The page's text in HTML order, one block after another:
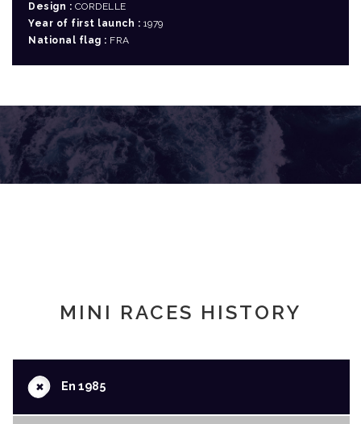
Design : CORDELLE
Year of first launch : 1979
National flag : FRA
MINI RACES HISTORY
+En 1985